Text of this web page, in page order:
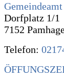
Dorfplatz 1/1
7152
Telefon: